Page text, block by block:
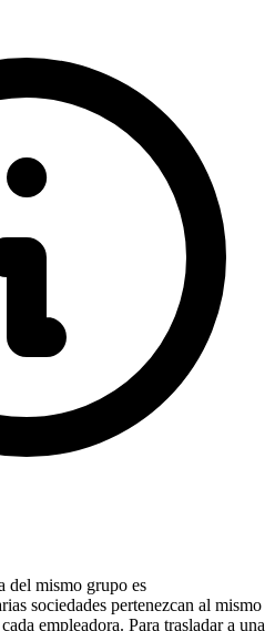
del mismo grupo es
sociedades pertenezcan al mismo
empleadora. Para trasladar a una